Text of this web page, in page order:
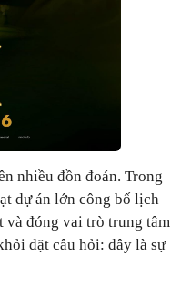
nhiều đồn đoán. Trong
dự án lớn công bố lịch
và đóng vai trò trung tâm
đặt câu hỏi: đây là sự